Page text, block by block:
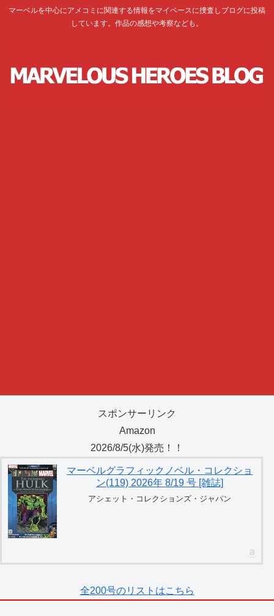
マーベルを中心にアメコミに関連する情報をマイペースに捜査しブログに投稿
しています。作品の感想や考察なども。
スポンサーリンク
Amazon
2026/8/5(水)発売！！
マーベルグラフィックノベル・コレクショ
ン(119) 2026年 8/19 号 [雑誌]
アシェット・コレクションズ・ジャパン
全200号のリストはこちら